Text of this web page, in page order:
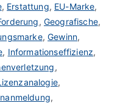
, Erstattung, EU-Marke,
, Geografische,
,Gewinn,
, Informationseffizienz,
,
,
,